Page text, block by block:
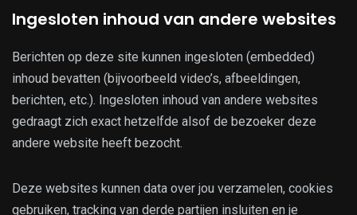
Ingesloten inhoud van andere websites
Berichten op deze site kunnen ingesloten (embedded)
inhoud bevatten (bijvoorbeeld video’s, afbeeldingen,
berichten, etc.). Ingesloten inhoud van andere websites
gedraagt zich exact hetzelfde alsof de bezoeker deze
andere website heeft bezocht.
Deze websites kunnen data over jou verzamelen, cookies
gebruiken, tracking van derde partijen insluiten en je